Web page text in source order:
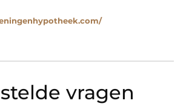
vragen